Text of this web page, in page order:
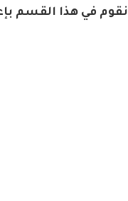
نقوم في هذا القسم